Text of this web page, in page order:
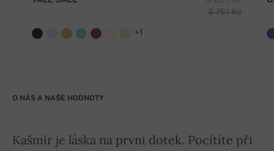
3 761 Kč
+1
O NÁS A NAŠE HODNOTY
Kašmír je láska na první dotek. Pocítíte při